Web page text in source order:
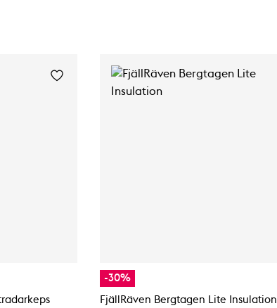
-30%
FjällRäven Bergtagen Lite Insulation